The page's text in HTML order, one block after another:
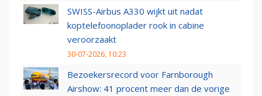
SWISS-Airbus A330 wijkt uit nadat
koptelefoonoplader rook in cabine
veroorzaakt
30-07-2026, 10:23
Bezoekersrecord voor Farnborough
Airshow: 41 procent meer dan de vorige